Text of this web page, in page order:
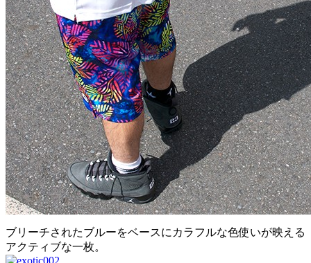
ブリーチされたブルーをベースにカラフルな色使いが映える
アクティブな一枚。